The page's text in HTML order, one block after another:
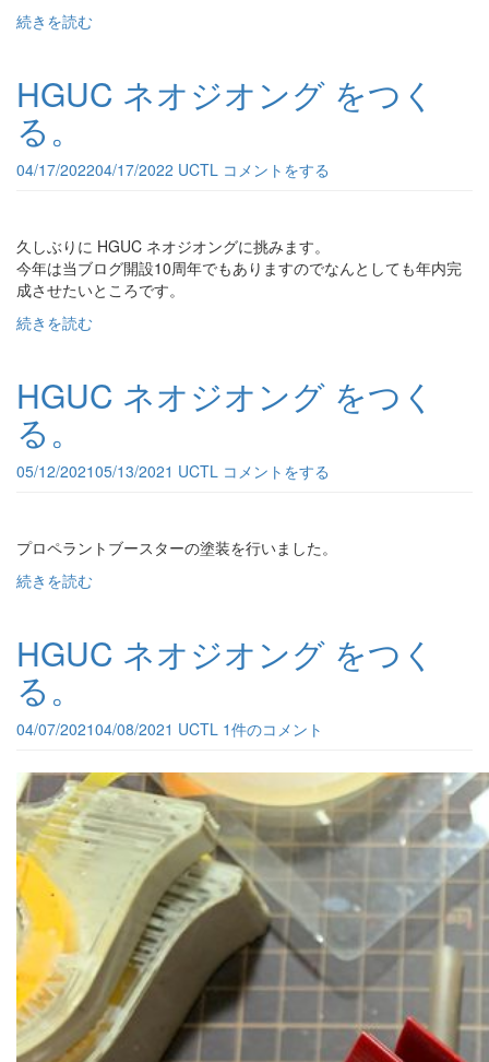
続きを読む
HGUC ネオジオング をつく
る。
04/17/202204/17/2022 UCTL コメントをする
久しぶりに HGUC ネオジオングに挑みます。
今年は当ブログ開設10周年でもありますのでなんとしても年内完
成させたいところです。
続きを読む
HGUC ネオジオング をつく
る。
05/12/202105/13/2021 UCTL コメントをする
プロペラントブースターの塗装を行いました。
続きを読む
HGUC ネオジオング をつく
る。
04/07/202104/08/2021 UCTL 1件のコメント